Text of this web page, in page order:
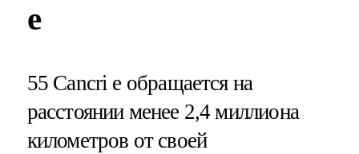
e
55 Cancri e обращается на
расстоянии менее 2,4 миллиона
километров от своей